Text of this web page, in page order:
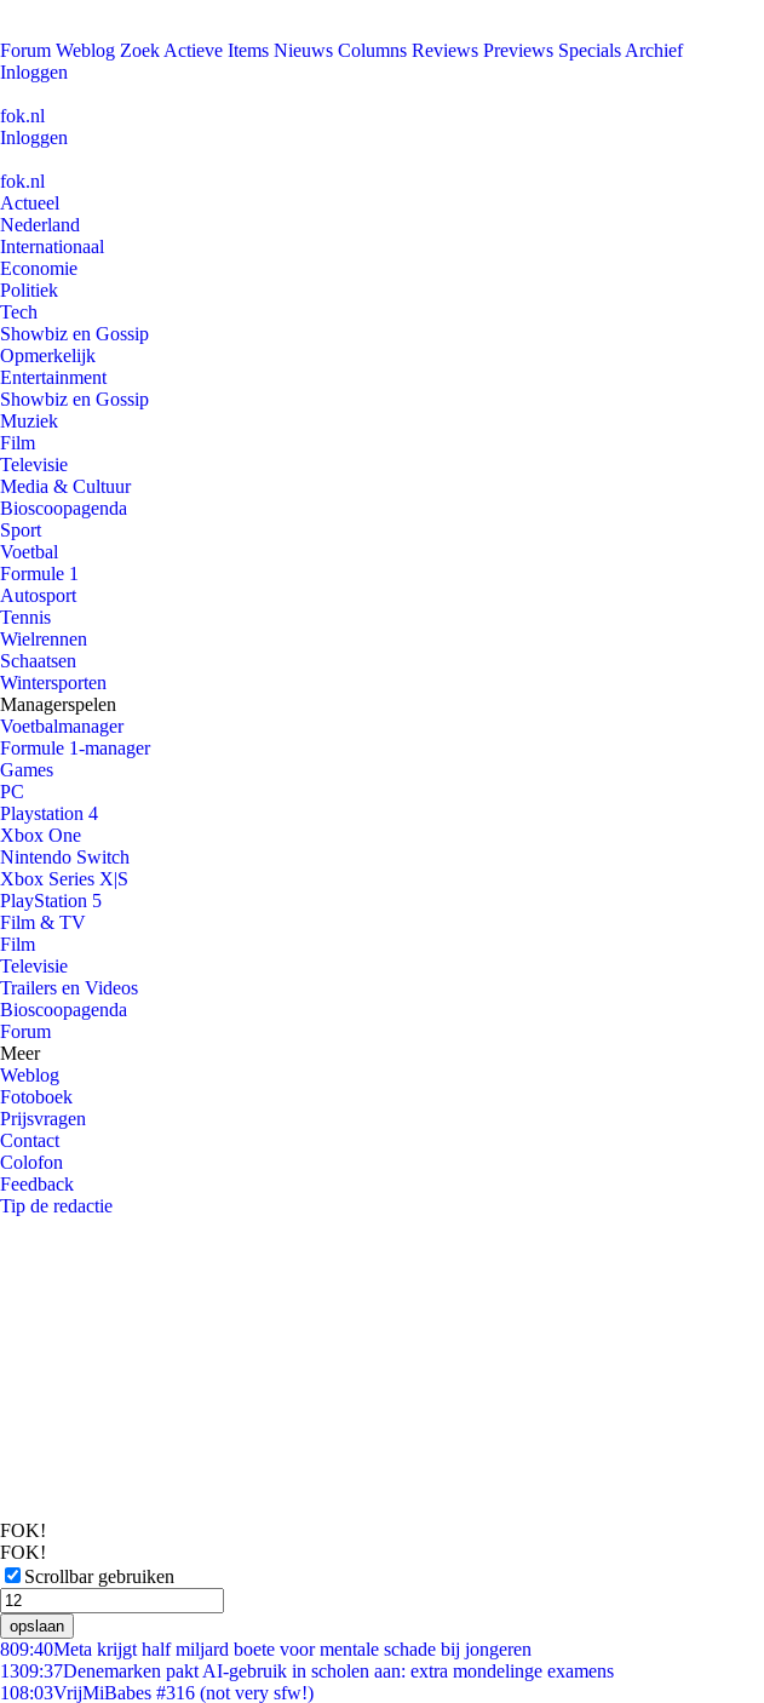
Forum Weblog Zoek Actieve Items Nieuws Columns Reviews Previews Specials Archief
Inloggen
fok.nl
Inloggen
fok.nl
Actueel
Nederland
Internationaal
Economie
Politiek
Tech
Showbiz en Gossip
Opmerkelijk
Entertainment
Showbiz en Gossip
Muziek
Film
Televisie
Media & Cultuur
Bioscoopagenda
Sport
Voetbal
Formule 1
Autosport
Tennis
Wielrennen
Schaatsen
Wintersporten
Managerspelen
Voetbalmanager
Formule 1-manager
Games
PC
Playstation 4
Xbox One
Nintendo Switch
Xbox Series X|S
PlayStation 5
Film & TV
Film
Televisie
Trailers en Videos
Bioscoopagenda
Forum
Meer
Weblog
Fotoboek
Prijsvragen
Contact
Colofon
Feedback
Tip de redactie
FOK!
FOK!
Scrollbar gebruiken
opslaan
809:40Meta krijgt half miljard boete voor mentale schade bij jongeren
1309:37Denemarken pakt AI-gebruik in scholen aan: extra mondelinge examens
108:03VrijMiBabes #316 (not very sfw!)